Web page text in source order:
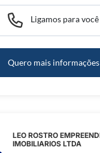
Ligamos para você
Quero mais informações
LEO ROSTRO
IMOBILIARIOS LTDA